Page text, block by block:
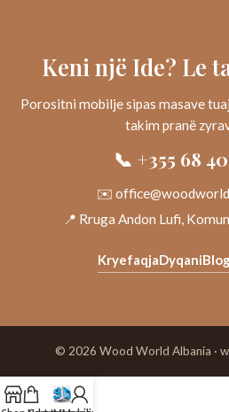
Keni një Ide? Le
Porositni mobilje sipas masave
takim pranë
📞 +355 68
✉️
📍 Rruga Andon Lufi,
KryefaqjaDyqani
© 2026 Wood World Albania ·